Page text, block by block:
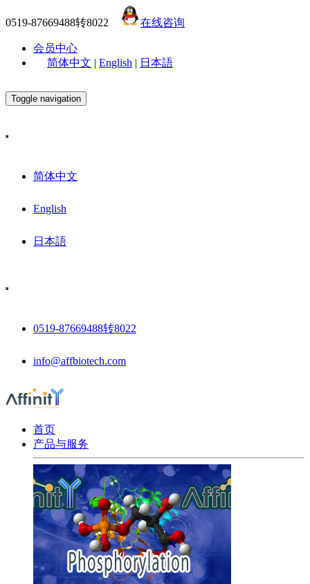
0519-87669488转8022 在线咨询
会员中心
简体中文 | English | 日本語
Toggle navigation
简体中文
English
日本語
0519-87669488转8022
info@affbiotech.com
首页
产品与服务